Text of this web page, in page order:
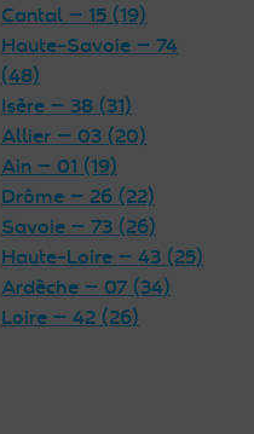
Cantal — 15 (19)
Haute-Savoie — 74
(48)
Isère — 38 (31)
Allier — 03 (20)
Ain — 01 (19)
Drôme — 26 (22)
Savoie — 73 (26)
Haute-Loire — 43 (25)
Ardèche — 07 (34)
Loire — 42 (26)